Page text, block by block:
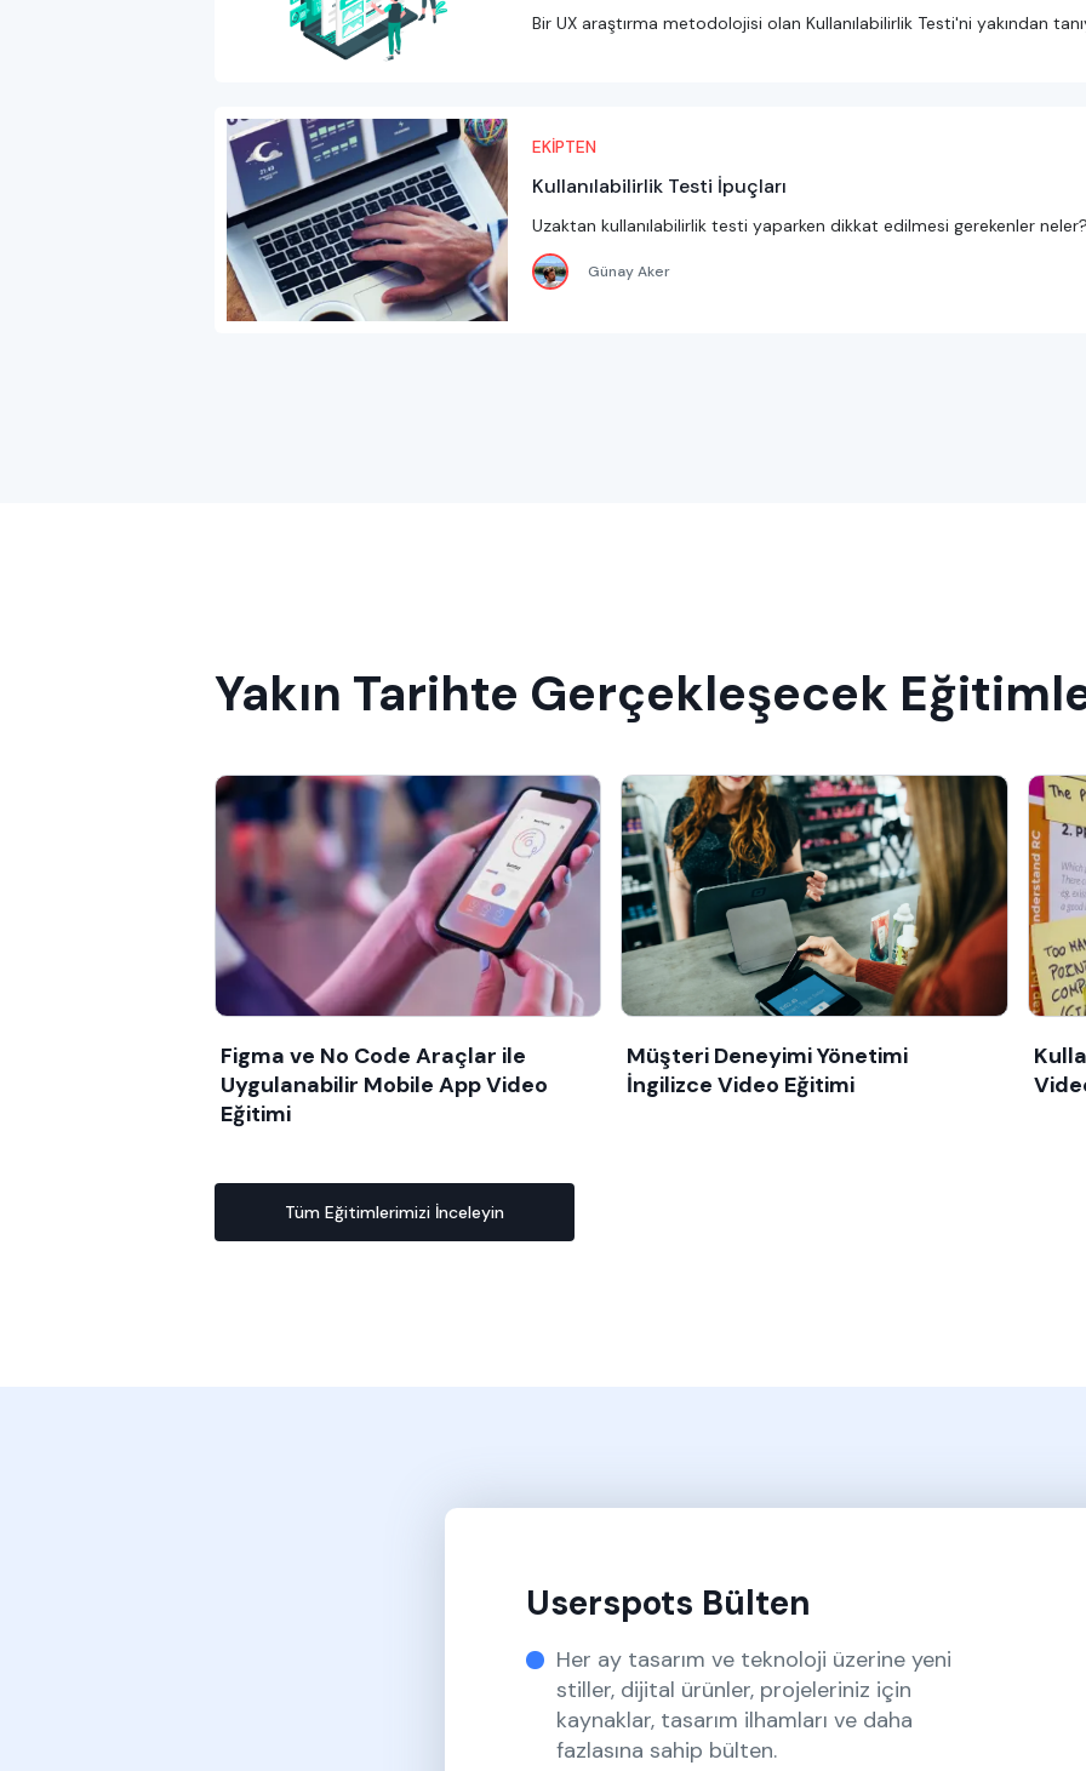
Bir UX araştırma metodolojisi olan Kullanılabilirlik Testi'ni yakından
EKİPTEN
Kullanılabilirlik Testi İpuçları
Uzaktan kullanılabilirlik testi yaparken dikkat edilmesi gerekenler
Günay Aker
Yakın Tarihte Gerçekleşecek
Figma ve No Code Araçlar ile
Uygulanabilir Mobile App Video
Eğitimi
Müşteri Deneyimi Yönetimi
İngilizce Video Eğitimi
Tüm Eğitimlerimizi İnceleyin
Userspots Bülten
Her ay tasarım ve teknoloji üzerine yeni
stiller, dijital ürünler, projeleriniz için
kaynaklar, tasarım ilhamları ve daha
fazlasına sahip bülten.